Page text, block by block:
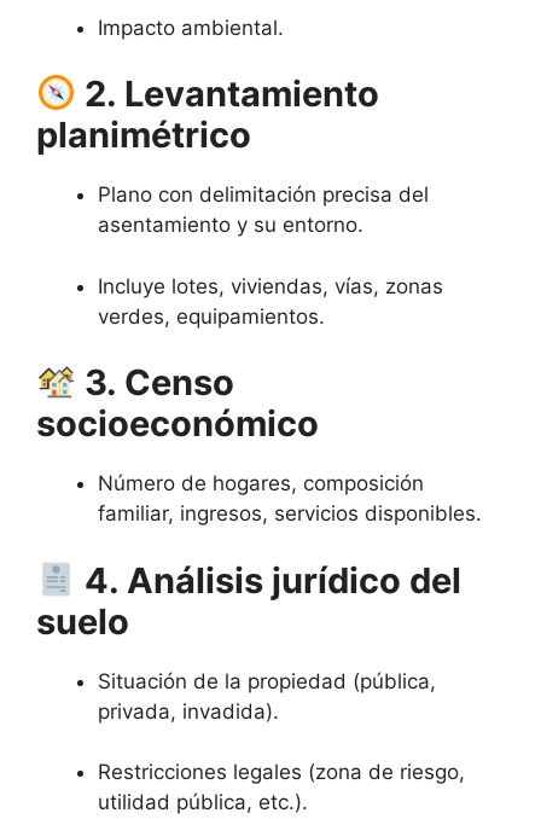
Impacto ambiental.
2. Levantamiento
planimétrico
Plano con delimitación precisa del
asentamiento y su entorno.
Incluye lotes, viviendas, vías, zonas
verdes, equipamientos.
3. Censo
socioeconómico
Número de hogares, composición
familiar, ingresos, servicios disponibles.
4. Análisis jurídico del
suelo
Situación de la propiedad (pública,
privada, invadida).
Restricciones legales (zona de riesgo,
utilidad pública, etc.).